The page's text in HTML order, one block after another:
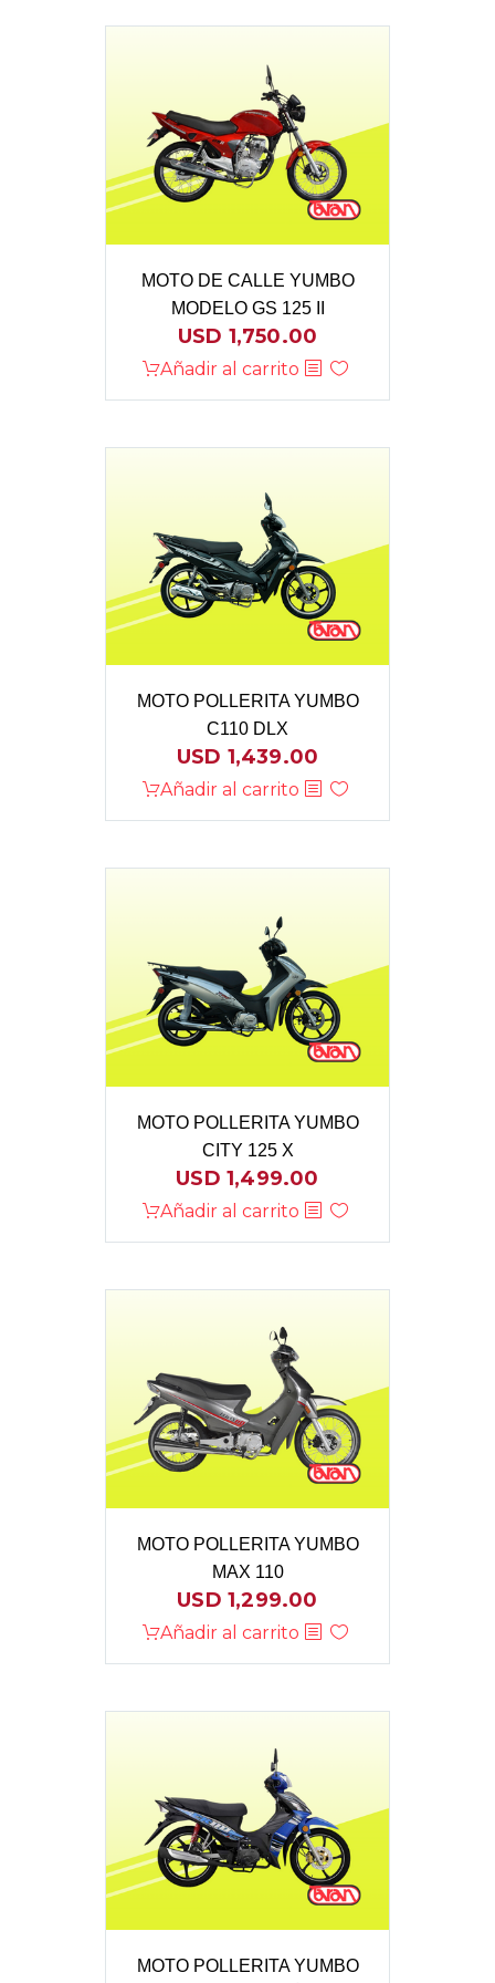
MOTO DE CALLE YUMBO
MODELO GS 125 II
USD 1,750.00
Añadir al carrito
MOTO POLLERITA YUMBO
C110 DLX
USD 1,439.00
Añadir al carrito
MOTO POLLERITA YUMBO
CITY 125 X
USD1,499.00
Añadir al carrito
MOTO POLLERITA YUMBO
MAX 110
USD1,299.00
Añadir al carrito
MOTO POLLERITA YUMBO